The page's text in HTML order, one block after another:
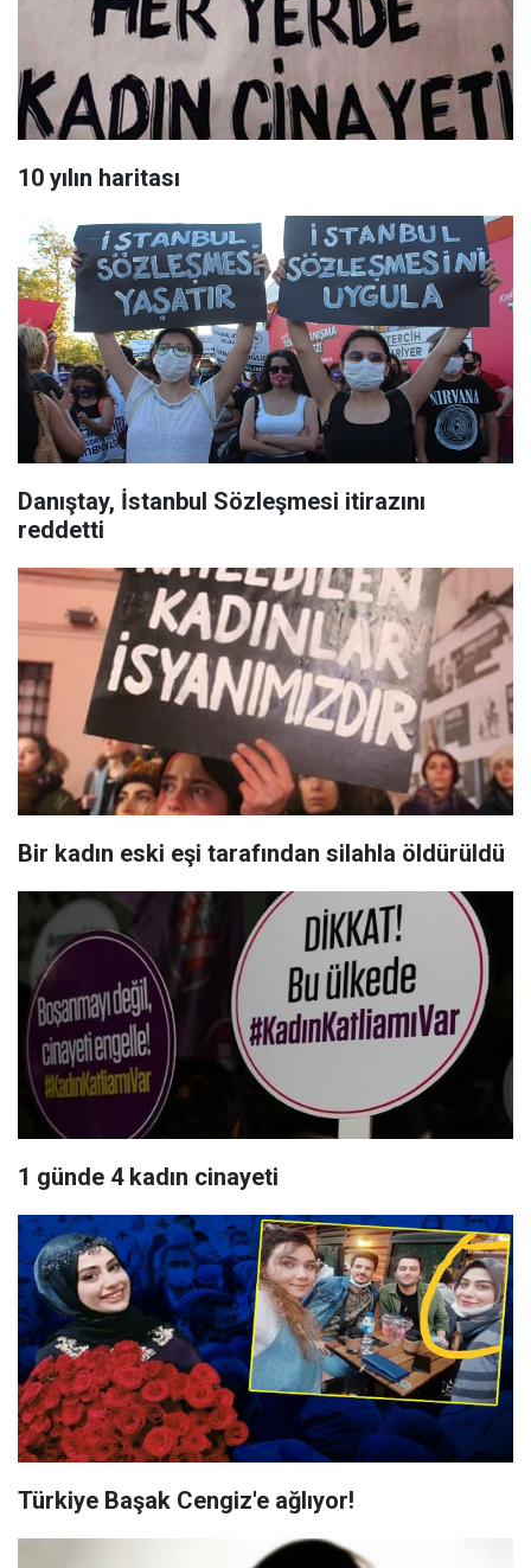
10 yılın haritası
Danıştay, İstanbul Sözleşmesi itirazını
reddetti
Bir kadın eski eşi tarafından silahla öldürüldü
1 günde 4 kadın cinayeti
Türkiye Başak Cengiz'e ağlıyor!